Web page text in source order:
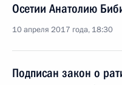
Осетии Анатолию
10 апреля 2017 года, 18:30
Подписан закон о